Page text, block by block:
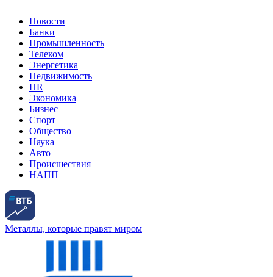
Новости
Банки
Промышленность
Телеком
Энергетика
Недвижимость
HR
Экономика
Бизнес
Спорт
Общество
Наука
Авто
Происшествия
НАПП
Металлы, которые правят миром